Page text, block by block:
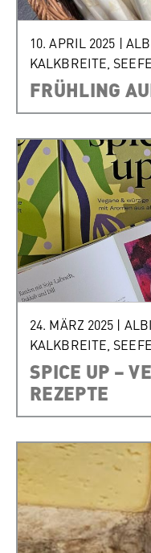
10. APRIL 2025 |
KALKBREITE
FRÜHLING
24. MÄRZ 2025 |
KALKBREITE
SPICE UP –
REZEPTE